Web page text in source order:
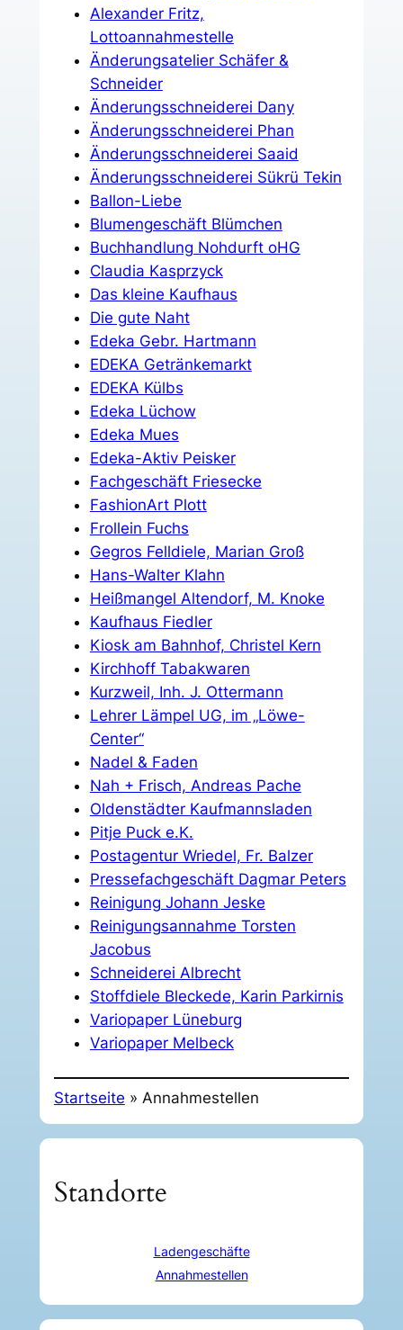
Alexander Fritz,
Lottoannahmestelle
Änderungsatelier Schäfer &
Schneider
Änderungsschneiderei Dany
Änderungsschneiderei Phan
Änderungsschneiderei Saaid
Änderungsschneiderei Sükrü Tekin
Ballon-Liebe
Blumengeschäft Blümchen
Buchhandlung Nohdurft oHG
Claudia Kasprzyck
Das kleine Kaufhaus
Die gute Naht
Edeka Gebr. Hartmann
EDEKA Getränkemarkt
EDEKA Külbs
Edeka Lüchow
Edeka Mues
Edeka-Aktiv Peisker
Fachgeschäft Friesecke
FashionArt Plott
Frollein Fuchs
Gegros Felldiele, Marian Groß
Hans-Walter Klahn
Heißmangel Altendorf, M. Knoke
Kaufhaus Fiedler
Kiosk am Bahnhof, Christel Kern
Kirchhoff Tabakwaren
Kurzweil, Inh. J. Ottermann
Lehrer Lämpel UG, im „Löwe-
Center“
Nadel & Faden
Nah + Frisch, Andreas Pache
Oldenstädter Kaufmannsladen
Pitje Puck e.K.
Postagentur Wriedel, Fr. Balzer
Pressefachgeschäft Dagmar Peters
Reinigung Johann Jeske
Reinigungsannahme Torsten
Jacobus
Schneiderei Albrecht
Stoffdiele Bleckede, Karin Parkirnis
Variopaper Lüneburg
Variopaper Melbeck
Startseite » Annahmestellen
Standorte
Ladengeschäfte
Annahmestellen